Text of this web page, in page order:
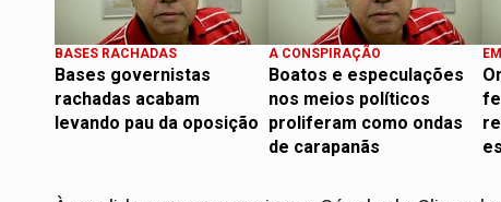
BASES RACHADAS
Bases governistas
rachadas acabam
levando pau da oposição
A CONSPIRAÇÃO
Boatos e especulações
nos meios políticos
proliferam como ondas
de carapanãs